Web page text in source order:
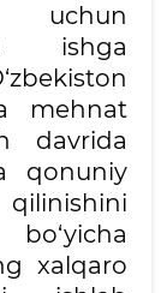
ishga
mehnat
davrida
qonuniy
xalqaro